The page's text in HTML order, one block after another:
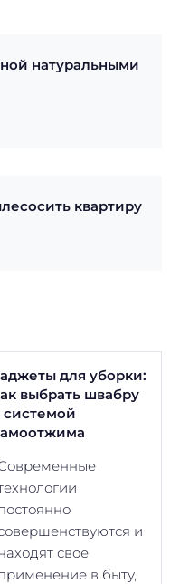
натуральными
квартиру
для уборки:
выбрать швабру
системой
и
свое
в быту,